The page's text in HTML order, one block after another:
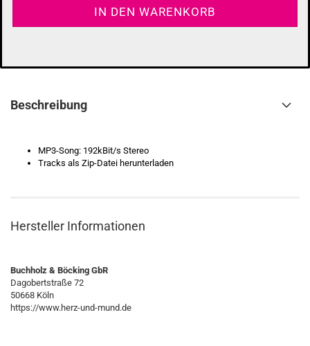
Beschreibung
MP3-Song: 192kBit/s Stereo
Tracks als Zip-Datei herunterladen
Hersteller Informationen
Buchholz & Böcking GbR
Dagobertstraße 72
50668 Köln
https://www.herz-und-mund.de